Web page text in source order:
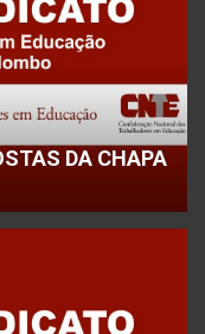
DA CHAPA